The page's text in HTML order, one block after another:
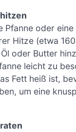
Pfanne oder
Hitze (etwa
oder Butter
leicht zu
Fett heiß ist,
um eine